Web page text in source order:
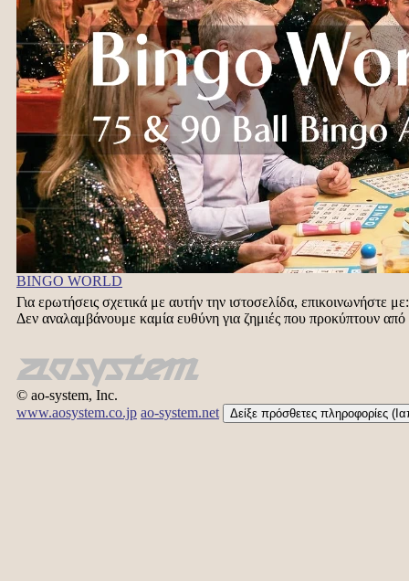
BINGO WORLD
Για ερωτήσεις σχετικά με αυτήν την ιστοσελίδα, επικοινωνήστε
Δεν αναλαμβάνουμε καμία ευθύνη για ζημιές που προκύπτουν
© ao-system, Inc.
www.aosystem.co.jp ao-system.net Δείξε πρόσθετες πληροφορίες